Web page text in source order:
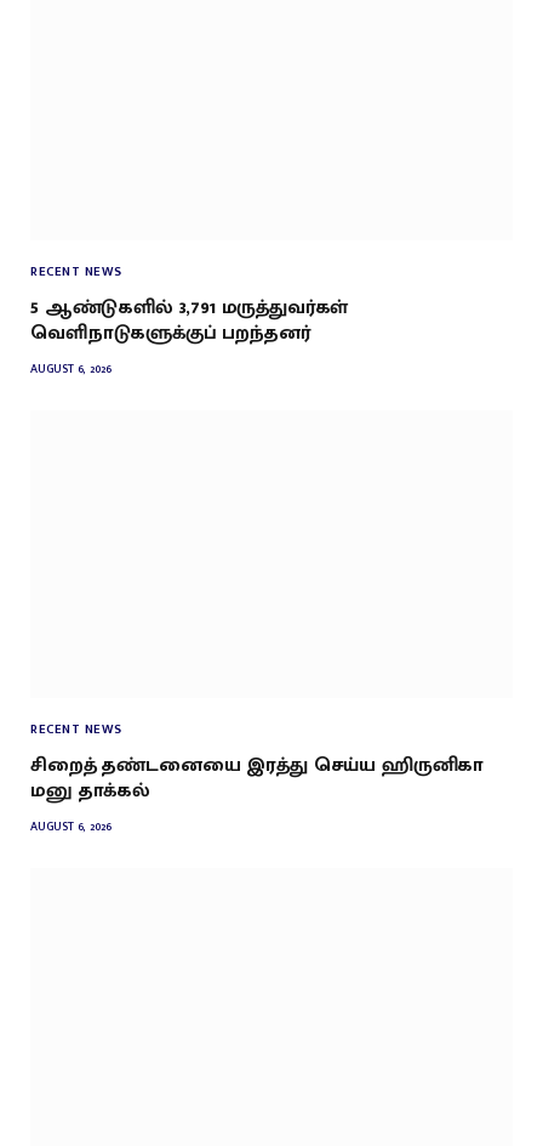
RECENT NEWS
5 ஆண்டுகளில் 3,791 மருத்துவர்கள்
வெளிநாடுகளுக்குப் பறந்தனர்
AUGUST 6, 2026
RECENT NEWS
சிறைத் தண்டனையை இரத்து செய்ய ஹிருனிகா
மனு தாக்கல்
AUGUST 6, 2026